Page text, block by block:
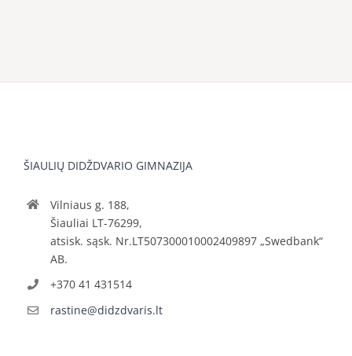
ŠIAULIŲ DIDŽDVARIO GIMNAZIJA
Vilniaus g. 188,
Šiauliai LT-76299,
atsisk. sąsk. Nr.LT507300010002409897 „Swedbank“
AB.
+370 41 431514
rastine@didzdvaris.lt